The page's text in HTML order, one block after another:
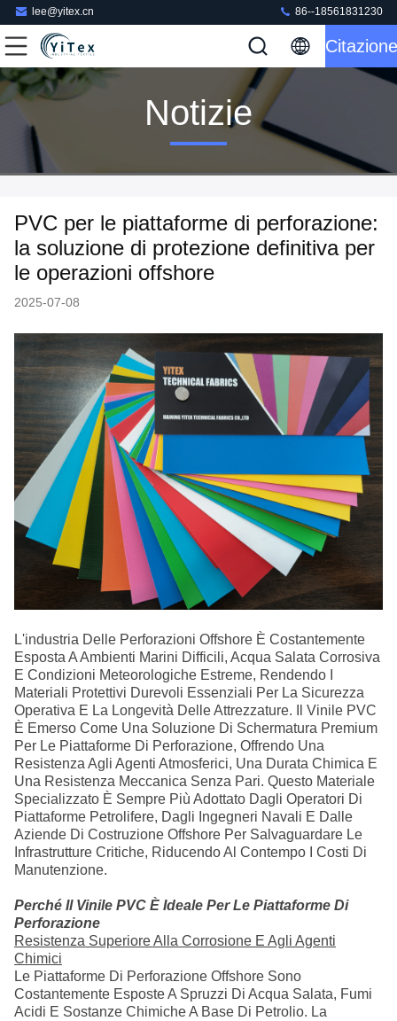
lee@yitex.cn 86--18561831230
Citazione
Notizie
PVC per le piattaforme di perforazione:
la soluzione di protezione definitiva per
le operazioni offshore
2025-07-08
L'industria Delle Perforazioni Offshore È Costantemente
Esposta A Ambienti Marini Difficili, Acqua Salata Corrosiva
E Condizioni Meteorologiche Estreme, Rendendo I
Materiali Protettivi Durevoli Essenziali Per La Sicurezza
Operativa E La Longevità Delle Attrezzature. Il Vinile PVC
È Emerso Come Una Soluzione Di Schermatura Premium
Per Le Piattaforme Di Perforazione, Offrendo Una
Resistenza Agli Agenti Atmosferici, Una Durata Chimica E
Una Resistenza Meccanica Senza Pari. Questo Materiale
Specializzato È Sempre Più Adottato Dagli Operatori Di
Piattaforme Petrolifere, Dagli Ingegneri Navali E Dalle
Aziende Di Costruzione Offshore Per Salvaguardare Le
Infrastrutture Critiche, Riducendo Al Contempo I Costi Di
Manutenzione.
Perché Il Vinile PVC È Ideale Per Le Piattaforme Di
Perforazione
Resistenza Superiore Alla Corrosione E Agli Agenti
Chimici
Le Piattaforme Di Perforazione Offshore Sono
Costantemente Esposte A Spruzzi Di Acqua Salata, Fumi
Acidi E Sostanze Chimiche A Base Di Petrolio. La